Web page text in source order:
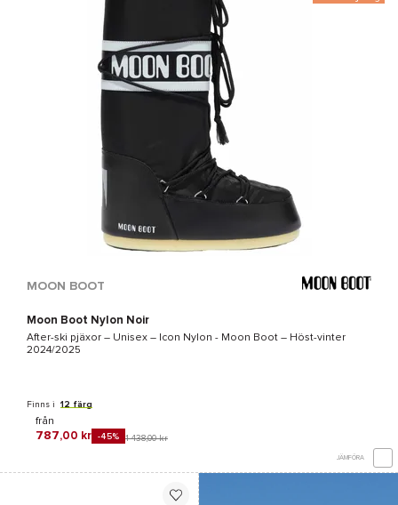
MOON BOOT
Moon Boot Nylon Noir
After-ski pjäxor – Unisex – Icon Nylon - Moon Boot – Höst-vinter
2024/2025
från
787,00 kr -45% 1 438,00 kr
Finns i 12 färg
JÄMFÖRA